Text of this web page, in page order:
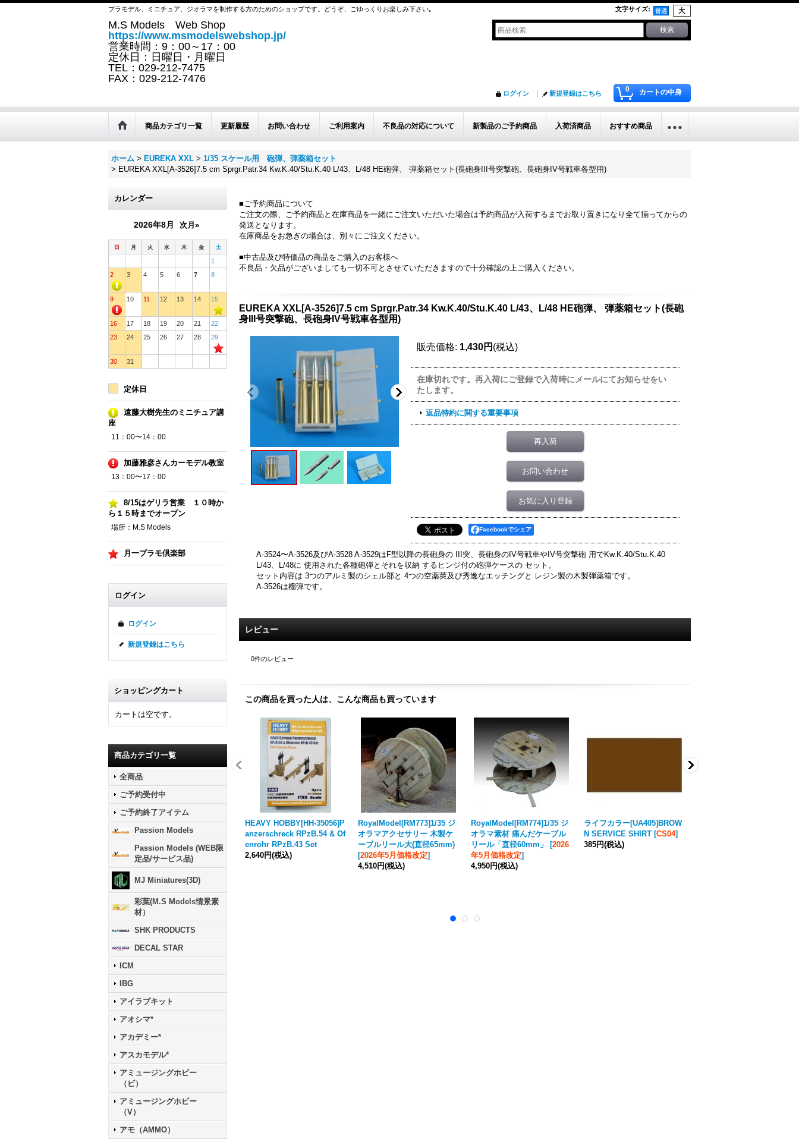
プラモデル、ミニチュア、ジオラマを制作する方のためのショップです。どうぞ、ごゆっくりお楽しみ下さい｡ 文字サイズ:
M.S Models Web Shop
https://www.msmodelswebshop.jp/
営業時間：9：00～17：00
定休日：日曜日・月曜日
TEL：029-212-7475
FAX：029-212-7476
0 カートの中身
ログイン 新規登録はこちら
商品カテゴリ一覧 更新履歴 お問い合わせ ご利用案内 不良品の対応について 新製品のご予約商品 入荷済商品 おすすめ商品
ホーム > EUREKA XXL > 1/35 スケール用 砲弾、弾薬箱セット
> EUREKA XXL[A-3526]7.5 cm Sprgr.Patr.34 Kw.K.40/Stu.K.40 L/43、L/48 HE砲弾、 弾薬箱セット(長砲身III号突撃砲、長砲身IV号戦車各型用)
カレンダー
2026年8月 次月»
日 月 火 水 木 金 土
1
2
3 4 5 6 7 8
9 10 11 12 13 14 15
16 17 18 19 20 21
22
23
24 25 26 27 28 29
30 31
定休日
遠藤大樹先生のミニチュア講
座
11：00〜14：00
加藤雅彦さんカーモデル教室
13：00〜17：00
8/15はゲリラ営業 １０時か
ら１５時までオープン
場所：M.S Models
月一プラモ倶楽部
ログイン
ログイン
新規登録はこちら
ショッピングカート
カートは空です。
商品カテゴリ一覧
全商品
ご予約受付中
ご予約終了アイテム
Passion Models
Passion Models (WEB限
定品/サービス品)
MJ Miniatures(3D)
彩葉(M.S Models情景素
材）
SHK PRODUCTS
DECAL STAR
ICM
IBG
アイラブキット
アオシマ*
アカデミー*
アスカモデル*
アミュージングホビー
（ビ）
アミュージングホビー
（V）
アモ（AMMO）
■ご予約商品について
ご注文の際、ご予約商品と在庫商品を一緒にご注文いただいた場合は予約商品が入荷するまでお取り置きになり全て揃ってからの
発送となります。
在庫商品をお急ぎの場合は、別々にご注文ください。
■中古品及び特価品の商品をご購入のお客様へ
不良品・欠品がございましても一切不可とさせていただきますので十分確認の上ご購入ください。
EUREKA XXL[A-3526]7.5 cm Sprgr.Patr.34 Kw.K.40/Stu.K.40 L/43、L/48 HE砲弾、 弾薬箱セット(長砲
身III号突撃砲、長砲身IV号戦車各型用)
販売価格: 1,430円 (税込)
在庫切れです。再入荷にご登録で入荷時にメールにてお知らせをい
たします。
返品特約に関する重要事項
再入荷
お問い合わせ
お気に入り登録
Facebookでシェア
A-3524〜A-3526及びA-3528 A-3529はF型以降の長砲身の III突、長砲身のIV号戦車やIV号突撃砲 用でKw.K.40/Stu.K.40
L/43、L/48に 使用された各種砲弾とそれを収納 するヒンジ付の砲弾ケースの セット。
セット内容は 3つのアルミ製のシェル部と 4つの空薬莢及び秀逸なエッチングと レジン製の木製弾薬箱です。
A-3526は榴弾です。
レビュー
0件のレビュー
この商品を買った人は、こんな商品も買っています
HEAVY HOBBY[HH-35056]P
anzerschreck RPzB.54 & Of
enrohr RPzB.43 Set
2,640円(税込)
RoyalModel[RM773]1/35 ジ
オラマアクセサリー 木製ケ
ーブルリール大(直径65mm)
[2026年5月価格改定]
4,510円(税込)
RoyalModel[RM774]1/35 ジ
オラマ素材 痛んだケーブル
リール「直径60mm」
[2026
年5月価格改定]
4,950円(税込)
ライフカラー[UA405]BROW
N SERVICE SHIRT [CS04]
385円(税込)